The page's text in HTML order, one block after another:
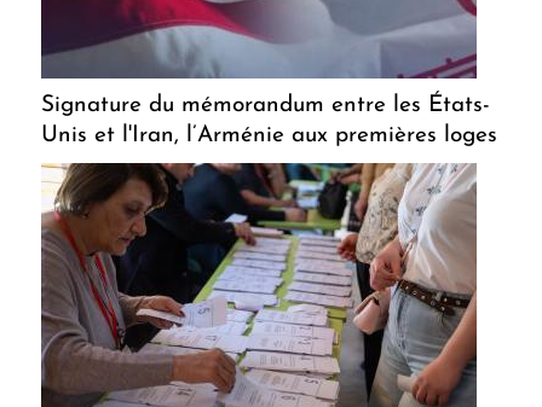
Signature du mémorandum entre les États-
Unis et l'Iran, l’Arménie aux premières loges